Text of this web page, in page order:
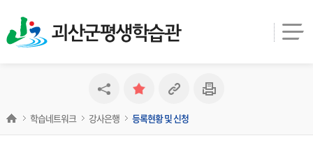
괴산군평생학습관
학습네트워크 강사은행 등록현황 및 신청